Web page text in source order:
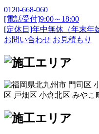
0120-668-060
[電話受付]9:00～18:00
[定休日]年中無休（年末年
お問い合わせ お見積もり